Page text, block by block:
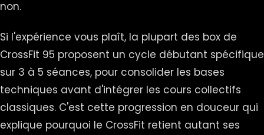
non.
Si l'expérience vous plaît, la plupart des box de
CrossFit 95 proposent un cycle débutant spécifique
sur 3 à 5 séances, pour consolider les bases
techniques avant d'intégrer les cours collectifs
classiques. C'est cette progression en douceur qui
explique pourquoi le CrossFit retient autant ses